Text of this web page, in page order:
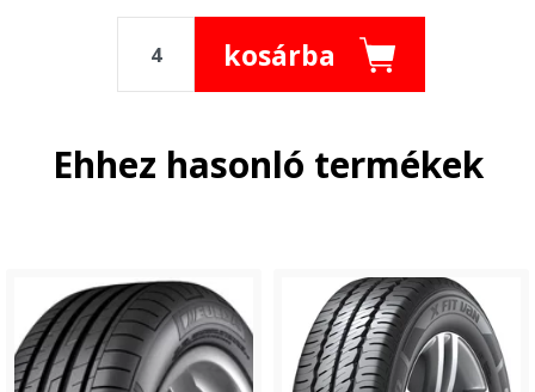
kosárba
Ehhez hasonló termékek